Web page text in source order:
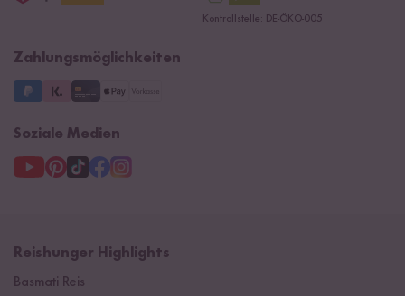
Datenschutzerklärung
3 Jahre Garantie
Kontrollstelle: DE-ÖKO-005
Zahlungsmöglichkeiten
Soziale Medien
Reishunger Highlights
Basmati Reis